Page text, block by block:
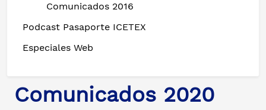
Comunicados 2016
Podcast Pasaporte ICETEX
Especiales Web
Comunicados 2020